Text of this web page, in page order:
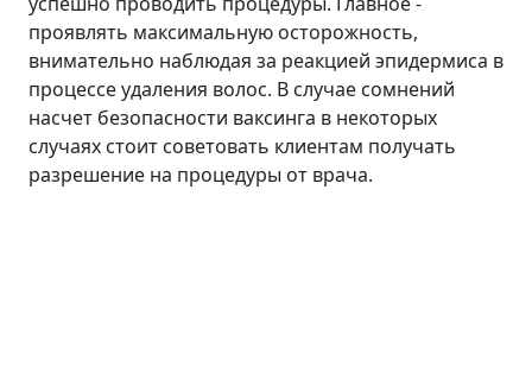
проявлять максимальную осторожность,
внимательно наблюдая за реакцией эпидермиса в
процессе удаления волос. В случае сомнений
насчет безопасности ваксинга в некоторых
случаях стоит советовать клиентам получать
разрешение на процедуры от врача.